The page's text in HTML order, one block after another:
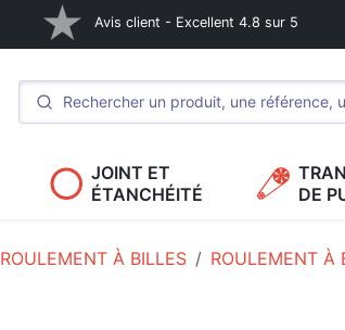
Avis client - Excellent 4.8 sur 5
JOINT ET
ÉTANCHÉITÉ
DE
ROULEMENT À BILLES ROULEMENT À